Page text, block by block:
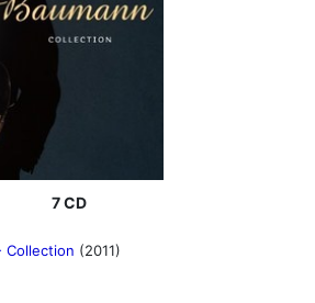
7 CD
Collection (2011)